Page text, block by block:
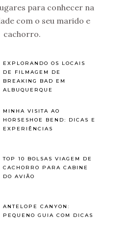
para conhecer na
com o seu marido e
cachorro.
EXPLORANDO OS LOCAIS
DE FILMAGEM DE
BREAKING BAD EM
ALBUQUERQUE
MINHA VISITA AO
HORSESHOE BEND: DICAS E
EXPERIÊNCIAS
TOP 10 BOLSAS VIAGEM DE
CACHORRO PARA CABINE
DO AVIÃO
ANTELOPE CANYON:
PEQUENO GUIA COM DICAS